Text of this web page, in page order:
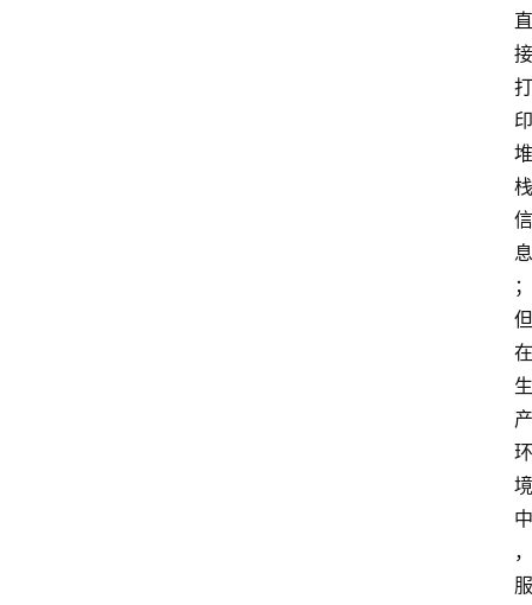
直
接
打
印
堆
栈
信
息
；
但
在
生
产
环
境
中
，
服